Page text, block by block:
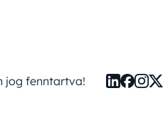
jog fenntartva!